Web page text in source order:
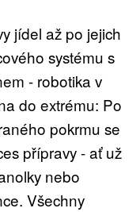
jídel až po jejich
systému s
- robotika v
do extrému: Po
pokrmu se
přípravy - ať už
nebo
Všechny